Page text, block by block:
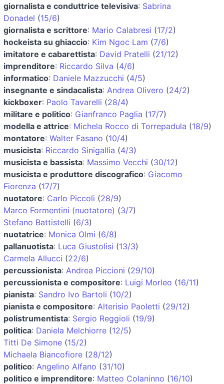
giornalista e conduttrice televisiva: Sabrina
Donadel (15/6)
giornalista e scrittore: Mario Calabresi (17/2)
hockeista su ghiaccio: Kim Ngoc Lam (7/6)
imitatore e cabarettista: David Pratelli (21/12)
imprenditore: Riccardo Silva (4/6)
informatico: Daniele Mazzucchi (4/5)
insegnante e sindacalista: Andrea Olivero (24/2)
kickboxer: Paolo Tavarelli (28/4)
militare e politico: Gianfranco Paglia (17/7)
modella e attrice: Michela Rocco di Torrepadula (18/9)
montatore: Walter Fasano (10/4)
musicista: Riccardo Sinigallia (4/3)
musicista e bassista: Massimo Vecchi (30/12)
musicista e produttore discografico: Giacomo
Fiorenza (17/7)
nuotatore: Carlo Piccoli (28/9)
Marco Formentini (nuotatore) (3/7)
Stefano Battistelli (6/3)
nuotatrice: Monica Olmi (6/8)
pallanuotista: Luca Giustolisi (13/3)
Carmela Allucci (22/6)
percussionista: Andrea Piccioni (29/10)
percussionista e compositore: Luigi Morleo (16/11)
pianista: Sandro Ivo Bartoli (10/2)
pianista e compositore: Alterisio Paoletti (29/12)
polistrumentista: Sergio Reggioli (19/9)
politica: Daniela Melchiorre (12/5)
Titti De Simone (15/2)
Michaela Biancofiore (28/12)
politico: Angelino Alfano (31/10)
politico e imprenditore: Matteo Colaninno (16/10)